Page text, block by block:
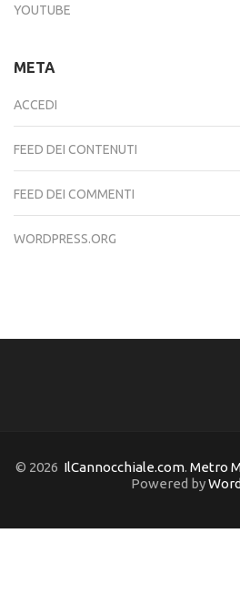
YOUTUBE
META
ACCEDI
FEED DEI CONTENUTI
FEED DEI COMMENTI
WORDPRESS.ORG
© 2026 IlCannocchiale.com. Metro
Powered by